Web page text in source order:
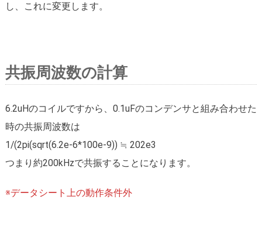
し、これに変更します。
共振周波数の計算
6.2uHのコイルですから、0.1uFのコンデンサと組み合わせた
時の共振周波数は
1/(2pi(sqrt(6.2e-6*100e-9)) ≒ 202e3
つまり約200kHzで共振することになります。
※データシート上の動作条件外